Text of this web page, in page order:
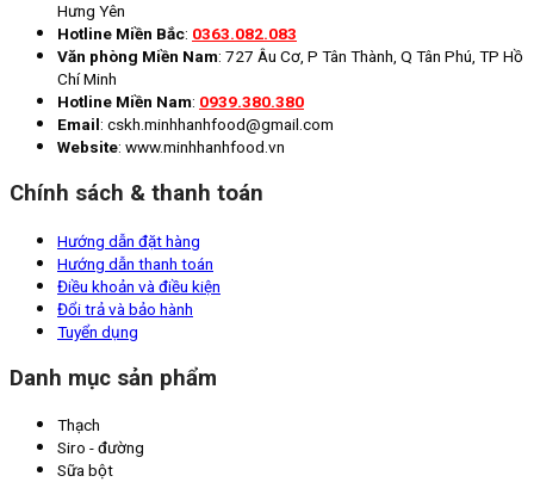
Hưng Yên
Hotline Miền Bắc: 0363.082.083
Văn phòng Miền Nam: 727 Âu Cơ, P Tân Thành, Q Tân Phú, TP Hồ
Chí Minh
Hotline Miền Nam: 0939.380.380
Email: cskh.minhhanhfood@gmail.com
Website: www.minhhanhfood.vn
Chính sách & thanh toán
Hướng dẫn đặt hàng
Hướng dẫn thanh toán
Điều khoản và điều kiện
Đổi trả và bảo hành
Tuyển dụng
Danh mục sản phẩm
Thạch
Siro - đường
Sữa bột